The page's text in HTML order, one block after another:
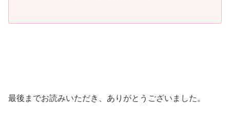
最後までお読みいただき、ありがとうございました。